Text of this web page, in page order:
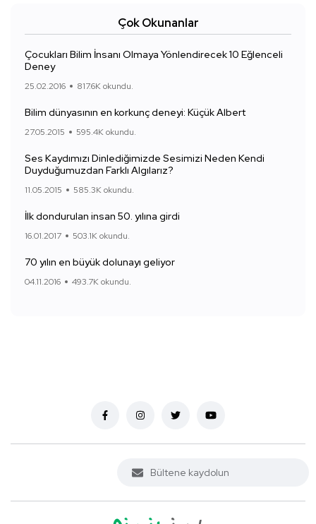
Çok Okunanlar
Çocukları Bilim İnsanı Olmaya Yönlendirecek 10 Eğlenceli
Deney
25.02.2016 817.6K okundu.
Bilim dünyasının en korkunç deneyi: Küçük Albert
27.05.2015 595.4K okundu.
Ses Kaydımızı Dinlediğimizde Sesimizi Neden Kendi
Duyduğumuzdan Farklı Algılarız?
11.05.2015 585.3K okundu.
İlk dondurulan insan 50. yılına girdi
16.01.2017 503.1K okundu.
70 yılın en büyük dolunayı geliyor
04.11.2016 493.7K okundu.